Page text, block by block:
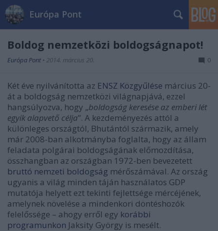
Európa Pont
Boldog nemzetközi boldogságnapot!
Európa Pont • 2014. március 20. 0
Két éve nyilvánította az ENSZ Közgyűlése március 20-
át a boldogság nemzetközi világnapjává, ezzel
hangsúlyozva, hogy „boldogság keresése az emberi lét
egyik alapvető célja”. A kezdeményezés attól a
különleges országtól, Bhutántól származik, amely
már 2008-ban alkotmányba foglalta, hogy az állam
feladata polgárai boldogságának előmozdítása,
összhangban az országban 1972-ben bevezetett
bruttó nemzeti boldogság mérőszámával. Az ország
ugyanis a világ minden táján használatos GDP
mutatója helyett ezt tekinti fejlettsége mércéjének,
amelynek növelése a mindenkori döntéshozók
felelőssége – ahogy erről egy korábbi
programunkon Jaksity György is mesélt.